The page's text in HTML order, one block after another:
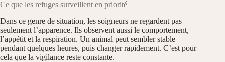
Ce que les refuges surveillent en priorité
Dans ce genre de situation, les soigneurs ne regardent pas
seulement l’apparence. Ils observent aussi le comportement,
l’appétit et la respiration. Un animal peut sembler stable
pendant quelques heures, puis changer rapidement. C’est pour
cela que la vigilance reste constante.